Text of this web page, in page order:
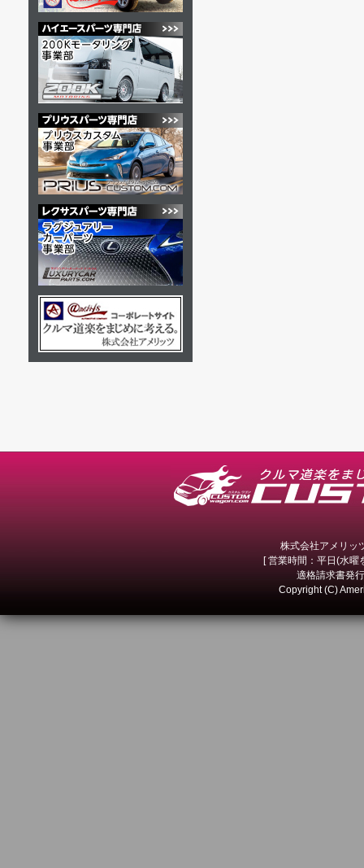
株式会社アメリ
[ 営業時間：平日(水
適格請求書発
Copyright (C)